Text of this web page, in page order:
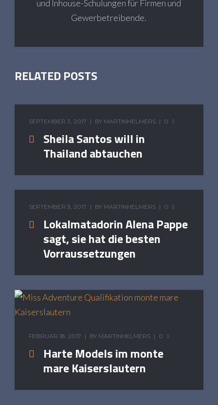
und Inhouse-Schulungen für Firmen und
Gewerbetreibende.
RELATED POSTS
SEPTEMBER 3, 2017 BY MARTINHELMERS 0
Sheila Santos will in
Thailand abtauchen
SEPTEMBER 3, 2017 BY MARTINHELMERS 0
Lokalmatadorin Alena Pappe
sagt, sie hat die besten
Vorraussetzungen
FEBRUAR 18, 2017 BY MARTINHELMERS 0
Harte Models im monte
mare Kaiserslautern